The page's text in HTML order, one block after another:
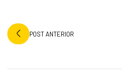
POST ANTERIOR